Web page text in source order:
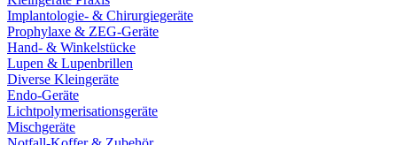
Implantologie- & Chirurgiegeräte
Prophylaxe & ZEG-Geräte
Hand- & Winkelstücke
Lupen & Lupenbrillen
Diverse Kleingeräte
Endo-Geräte
Lichtpolymerisationsgeräte
Mischgeräte